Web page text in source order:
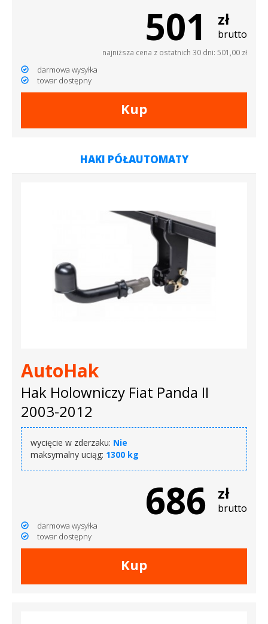
501 zł
brutto
najniższa cena z ostatnich 30 dni: 501,00 zł
darmowa wysyłka
towar dostępny
Kup
HAKI PÓŁAUTOMATY
AutoHak
Hak Holowniczy Fiat Panda II
2003-2012
wycięcie w zderzaku: Nie
maksymalny uciąg: 1300 kg
686 zł
brutto
darmowa wysyłka
towar dostępny
Kup